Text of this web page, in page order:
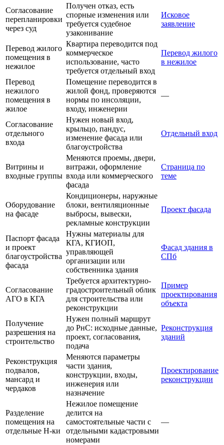
Согласование
перепланировки
через суд
Получен отказ, есть
спорные изменения или
требуется судебное
узаконивание
Исковое
заявление
Перевод жилого
помещения в
нежилое
Квартира переводится под
коммерческое
использование, часто
требуется отдельный вход
Перевод жилого
в нежилое
Перевод
нежилого
помещения в
жилое
Помещение переводится в
жилой фонд, проверяются
нормы по инсоляции,
входу, инженерии
—
Согласование
отдельного
входа
Нужен новый вход,
крыльцо, пандус,
изменение фасада или
благоустройства
Отдельный вход
Витрины и
входные группы
Меняются проемы, двери,
витражи, оформление
входа или коммерческого
фасада
Страница по
теме
Оборудование
на фасаде
Кондиционеры, наружные
блоки, вентиляционные
выбросы, вывески,
рекламные конструкции
Проект фасада
Паспорт фасада
и проект
благоустройства
фасада
Нужны материалы для
КГА, КГИОП,
управляющей
организации или
собственника здания
Фасад здания в
СПб
Согласование
АГО в КГА
Требуется архитектурно-
градостроительный облик
для строительства или
реконструкции
Пример
проектирования
объекта
Получение
разрешения на
строительство
Нужен полный маршрут
до РнС: исходные данные,
проект, согласования,
подача
Реконструкция
зданий
Реконструкция
подвалов,
мансард и
чердаков
Меняются параметры
части здания,
конструкции, входы,
инженерия или
назначение
Проектирование
реконструкции
Разделение
помещения на
отдельные Н-ки
Нежилое помещение
делится на
самостоятельные части с
отдельными кадастровыми
номерами
—